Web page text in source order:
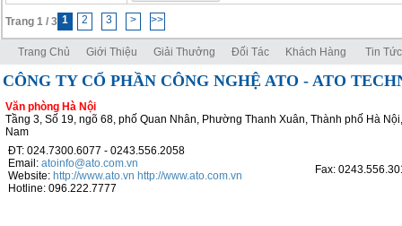
Trang 1 / 3 1 2 3 > >>
Trang Chủ Giới Thiệu Giải Thưởng Đối Tác Khách Hàng Tin Tức
CÔNG TY CỔ PHẦN CÔNG NGHỆ ATO - ATO
Văn phòng Hà Nội
Tầng 3, Số 19, ngõ 68, phố Quan Nhân, Phường Thanh Xuân, Thành phố Hà
Nam
ĐT: 024.7300.6077 - 0243.556.2058
Email: atoinfo@ato.com.vn
Website: http://www.ato.vn http://www.ato.com.vn
Hotline: 096.222.7777
Fax: